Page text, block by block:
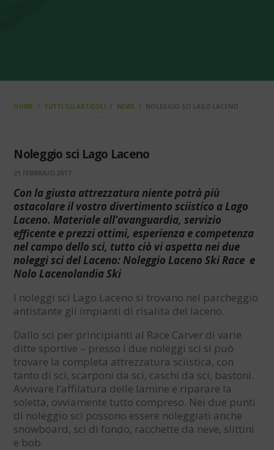
HOME TUTTI GLI ARTICOLI NEWS NOLEGGIO SCI LAGO LACENO
Noleggio sci Lago Laceno
21 FEBBRAIO 2017
Con la giusta attrezzatura niente potrà più
ostacolare il vostro divertimento sciistico a Lago
Laceno. Materiale all’avanguardia, servizio
efficente e prezzi ottimi, esperienza e competenza
nel campo dello sci, tutto ciò vi aspetta nei due
noleggi sci del Laceno: Noleggio Laceno Ski Race e
Nolo Lacenolandia Ski
I noleggi sci Lago Laceno si trovano nel parcheggio
antistante gli impianti di risalita del laceno.
Dallo sci per principianti al Race Carver di varie
ditte sportive – presso i due noleggi sci si può
trovare la completa attrezzatura sciistica, con
tanto di sci, scarponi da sci, caschi da sci, bastoni.
Avvivare l’affilatura delle lamine e riparare la
soletta, ovviamente tutto compreso. Nei due punti
di noleggio sci possono essere noleggiati anche
snowboard, sci di fondo, racchette da neve, slittini
e bob.